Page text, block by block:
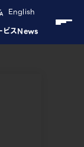
ビスNews
English